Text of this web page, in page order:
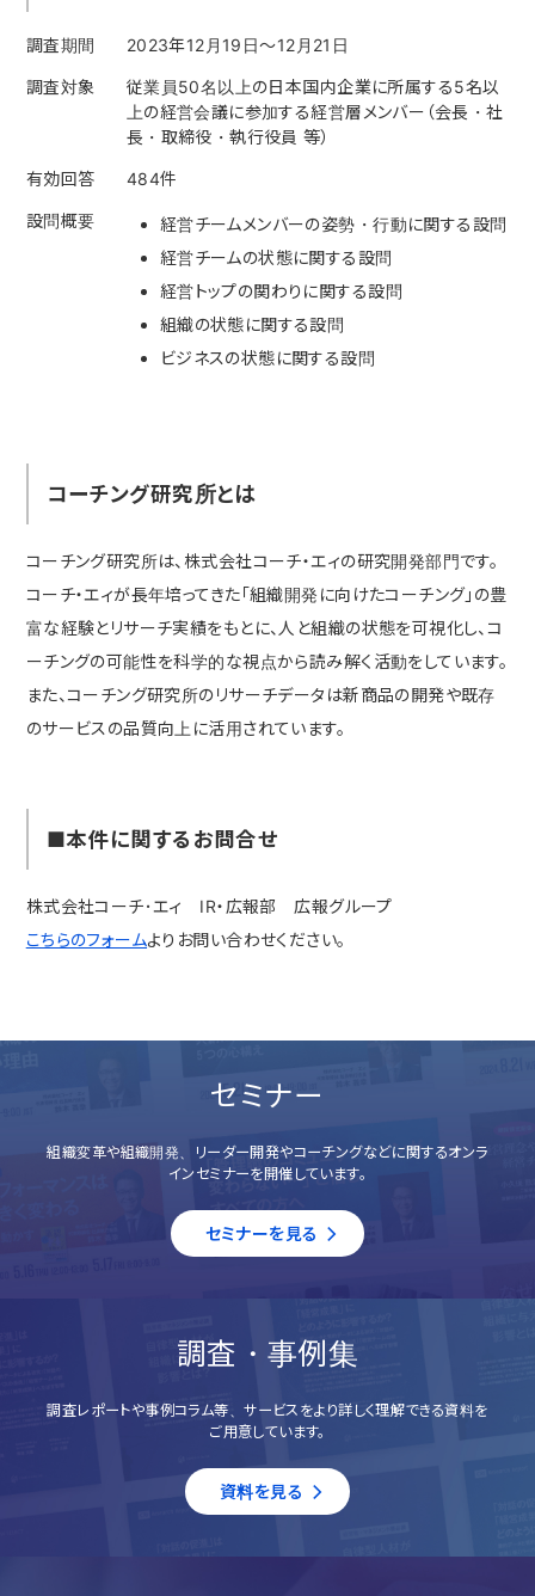
調査期間 2023年12月19日〜12月21日
調査対象
従業員50名以上の日本国内企業に所属する5名以
上の経営会議に参加する経営層メンバー（会長・社
長・取締役・執行役員 等）
有効回答 484件
設問概要
経営チームメンバーの姿勢・行動に関する設問
経営チームの状態に関する設問
経営トップの関わりに関する設問
組織の状態に関する設問
ビジネスの状態に関する設問
コーチング研究所とは
コーチング研究所は、株式会社コーチ・エィの研究開発部門です。
コーチ・エィが長年培ってきた「組織開発に向けたコーチング」の豊
富な経験とリサーチ実績をもとに、人と組織の状態を可視化し、コ
ーチングの可能性を科学的な視点から読み解く活動をしています。
また、コーチング研究所のリサーチデータは新商品の開発や既存
のサービスの品質向上に活用されています。
■本件に関するお問合せ
株式会社コーチ･エィ IR・広報部 広報グループ
こちらのフォームよりお問い合わせください。
セミナー
組織変革や組織開発、リーダー開発やコーチングなどに関するオンラ
インセミナーを開催しています。
セミナーを見る
調査・事例集
調査レポートや事例コラム等、サービスをより詳しく理解できる資料を
ご用意しています。
資料を見る